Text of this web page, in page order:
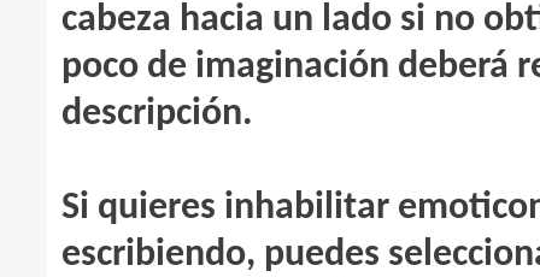
cabeza hacia un lado si no
poco de imaginación deberá
descripción.
Si quieres inhabilitar
escribiendo, puedes